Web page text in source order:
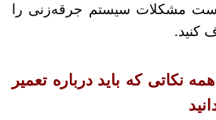
مشکلات سیستم جرقه‌زنی را
کنید.
نکاتی که باید درباره تعمیر